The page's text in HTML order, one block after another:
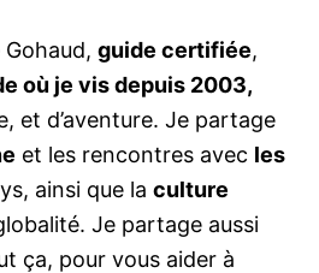
Gohaud, guide certifiée,
où je vis depuis 2003,
et d’aventure. Je partage
et les rencontres avec les
ainsi que la culture
Je partage aussi
ça, pour vous aider à